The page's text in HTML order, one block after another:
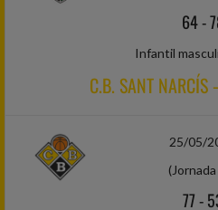
64-
Infantil
C.B. SANT
25/05/
77-